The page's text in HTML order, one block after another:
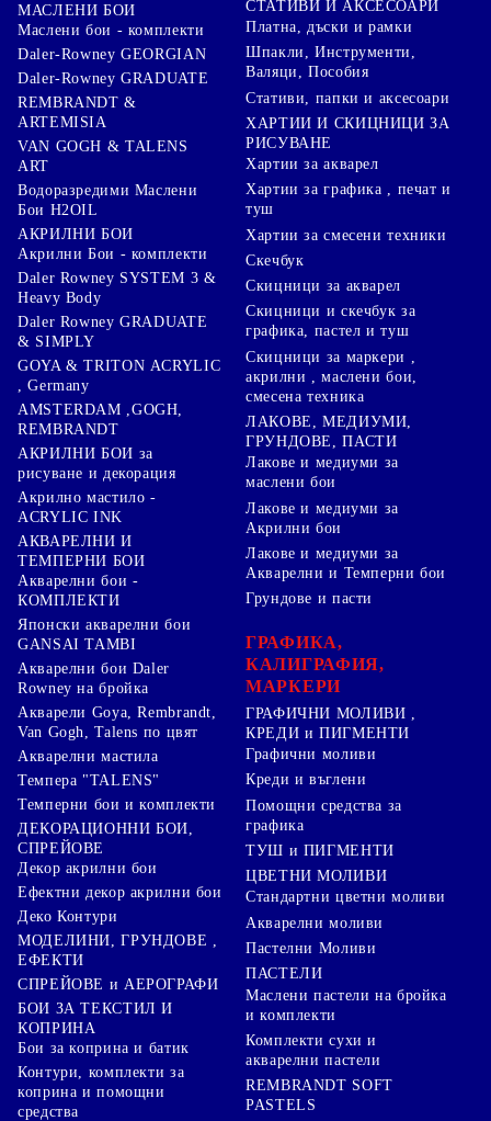
МАСЛЕНИ БОИ
Маслени бои - комплекти
Daler-Rowney GEORGIAN
Daler-Rowney GRADUATE
REMBRANDT &
ARTEMISIA
VAN GOGH & TALENS
ART
Водоразредими Маслени
Бои H2OIL
АКРИЛНИ БОИ
Акрилни Бои - комплекти
Daler Rowney SYSTEM 3 &
Heavy Body
Daler Rowney GRADUATE
& SIMPLY
GOYA & TRITON АCRYLIC
, Germany
AMSTERDAM ,GOGH,
REMBRANDT
АКРИЛНИ БОИ за
рисуване и декорация
Акрилно мастило -
ACRYLIC INK
АКВАРЕЛНИ И
ТЕМПЕРНИ БОИ
Акварелни бои -
КОМПЛЕКТИ
Японски акварелни бои
GANSAI TAMBI
Акварелни бои Daler
Rowney на бройка
Акварели Goya, Rembrandt,
Van Gogh, Talens по цвят
Акварелни мастила
Темпера "TALENS"
Темперни бои и комплекти
ДЕКОРАЦИОННИ БОИ,
СПРЕЙОВЕ
Декор акрилни бои
Ефектни декор акрилни бои
Деко Контури
МОДЕЛИНИ, ГРУНДОВЕ ,
ЕФЕКТИ
СПРЕЙОВЕ и АЕРОГРАФИ
БОИ ЗА ТЕКСТИЛ И
КОПРИНА
Бои за коприна и батик
Контури, комплекти за
коприна и помощни
средства
СТАТИВИ И АКСЕСОАРИ
Платна, дъски и рамки
Шпакли, Инструменти,
Валяци, Пособия
Стативи, папки и аксесоари
ХАРТИИ И СКИЦНИЦИ ЗА
РИСУВАНЕ
Хартии за акварел
Хартии за графика , печат и
туш
Хартии за смесени техники
Скечбук
Скицници за акварел
Скицници и скечбук за
графика, пастел и туш
Скицници за маркери ,
акрилни , маслени бои,
смесена техника
ЛАКОВЕ, МЕДИУМИ,
ГРУНДОВЕ, ПАСТИ
Лакове и медиуми за
маслени бои
Лакове и медиуми за
Акрилни бои
Лакове и медиуми за
Акварелни и Темперни бои
Грундове и пасти
ГРАФИКА,
КАЛИГРАФИЯ,
МАРКЕРИ
ГРАФИЧНИ МОЛИВИ ,
КРЕДИ и ПИГМЕНТИ
Графични моливи
Креди и въглени
Помощни средства за
графика
ТУШ и ПИГМЕНТИ
ЦВЕТНИ МОЛИВИ
Стандартни цветни моливи
Акварелни моливи
Пастелни Моливи
ПАСТЕЛИ
Маслени пастели на бройка
и комплекти
Комплекти сухи и
акварелни пастели
REMBRANDT SOFT
PASTELS